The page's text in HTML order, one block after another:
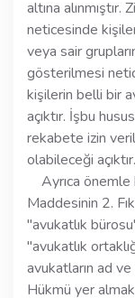
altına
neticesinde
veya sair
gösterilmesi
kişilerin belli bir
açıktır. İşbu
rekabete izin
olabileceği açıktır.
Ayrıca
Maddesinin 2.
"avukatlık
"avukatlık
avukatların ad ve
Hükmü yer